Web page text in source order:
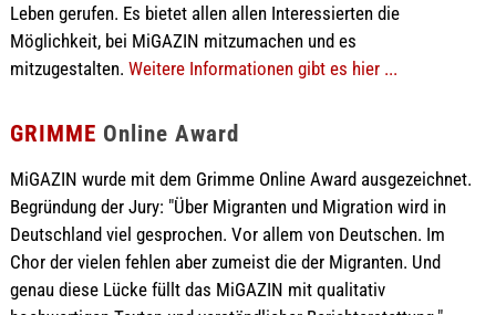
Leben gerufen. Es bietet allen allen Interessierten die
Möglichkeit, bei MiGAZIN mitzumachen und es
mitzugestalten. Weitere Informationen gibt es hier ...
GRIMME Online Award
MiGAZIN wurde mit dem Grimme Online Award ausgezeichnet.
Begründung der Jury: "Über Migranten und Migration wird in
Deutschland viel gesprochen. Vor allem von Deutschen. Im
Chor der vielen fehlen aber zumeist die der Migranten. Und
genau diese Lücke füllt das MiGAZIN mit qualitativ